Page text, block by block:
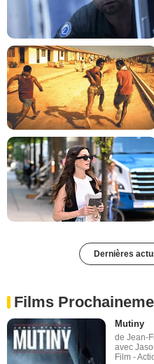
Dernières
Films
Mutiny
de Jean-
avec
Film -